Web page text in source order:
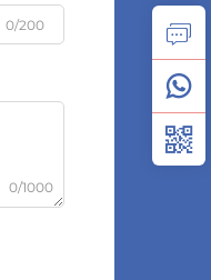
0/200
0/1000